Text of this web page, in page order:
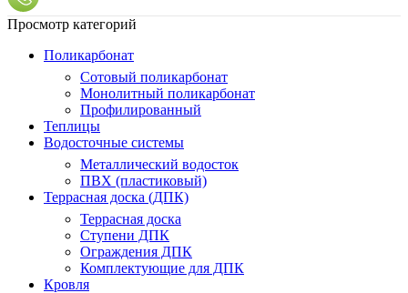
Просмотр категорий
Поликарбонат
Сотовый поликарбонат
Монолитный поликарбонат
Профилированный
Теплицы
Водосточные системы
Металлический водосток
ПВХ (пластиковый)
Террасная доска (ДПК)
Террасная доска
Ступени ДПК
Ограждения ДПК
Комплектующие для ДПК
Кровля